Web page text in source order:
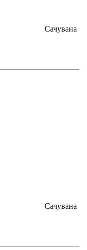
Сачувана
Сачувана